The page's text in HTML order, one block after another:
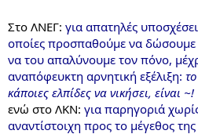
Στο ΛΝΕΓ: για απατηλές
οποίες προσπαθούμε να δώσουμε
να του απαλύνουμε τον πόνο,
αναπόφευκτη αρνητική εξέλιξη:
κάποιες ελπίδες να νικήσει, είναι ~!
ενώ στο ΛΚΝ: για παρηγοριά
αναντίστοιχη προς το μέγεθος